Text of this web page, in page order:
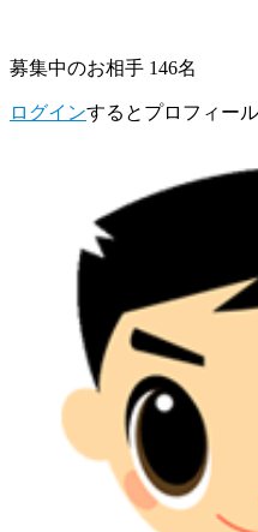
募集中のお相手 146名
ログインするとプロフィー